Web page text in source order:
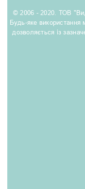
© 2006 - 2020. ТОВ
Будь-яке використання
дозволяється із